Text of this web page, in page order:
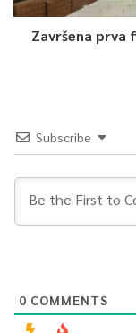
Završena prva
Subscribe
0 COMMENTS